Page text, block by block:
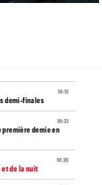
10:51
demi-finales
10:33
première demie en
10:20
et de la nuit